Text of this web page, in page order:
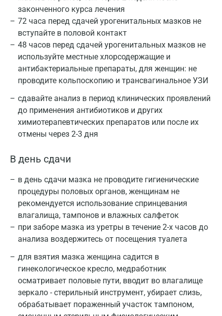
законченного курса лечения
72 часа перед сдачей урогенитальных мазков не
вступайте в половой контакт
48 часов перед сдачей урогенитальных мазков не
используйте местные хлорсодержащие и
антибактериальные препараты, для женщин: не
проводите кольпоскопию и трансвагинальное УЗИ
сдавайте анализ в период клинических проявлений
до применения антибиотиков и других
химиотерапевтических препаратов или после их
отмены через 2-3 дня
В день сдачи
в день сдачи мазка не проводите гигиенические
процедуры половых органов, женщинам не
рекомендуется использование спринцевания
влагалища, тампонов и влажных салфеток
при заборе мазка из уретры в течение 2-х часов до
анализа воздержитесь от посещения туалета
для взятия мазка женщина садится в
гинекологическое кресло, медработник
осматривает половые пути, вводит во влагалище
зеркало - стерильный инструмент, убирает слизь,
обрабатывает пораженный участок тампоном,